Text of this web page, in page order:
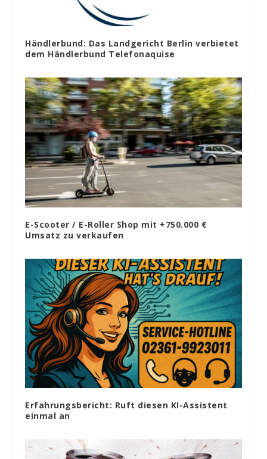
Händlerbund: Das Landgericht Berlin verbietet
dem Händlerbund Telefonaquise
E-Scooter / E-Roller Shop mit +750.000 €
Umsatz zu verkaufen
Erfahrungsbericht: Ruft diesen KI-Assistent
einmal an